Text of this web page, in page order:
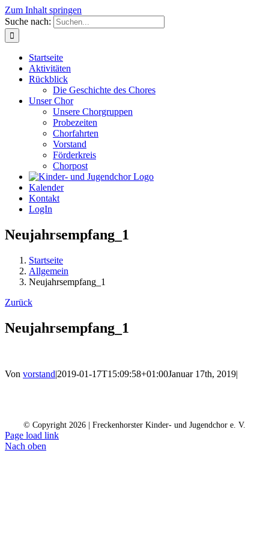
Zum Inhalt springen
Suche nach:
Startseite
Aktivitäten
Rückblick
Die Geschichte des Chores
Unser Chor
Unsere Chorgruppen
Probezeiten
Chorfahrten
Vorstand
Förderkreis
Chorpost
Kalender
Kontakt
LogIn
Neujahrsempfang_1
Startseite
Allgemein
Neujahrsempfang_1
Zurück
Neujahrsempfang_1
Von vorstand|2019-01-17T15:09:58+01:00Januar 17th, 2019|
© Copyright 2026 | Freckenhorster Kinder- und Jugendchor e. V.
Page load link
Nach oben